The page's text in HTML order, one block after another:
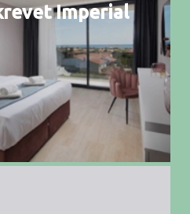
Imperial